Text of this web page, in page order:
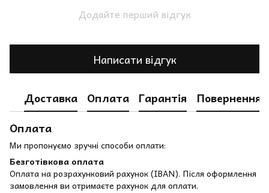
Додайте перший відгук
Написати відгук
Доставка Оплата Гарантія
Повернення
Оплата
Ми пропонуємо зручні способи оплати:
Безготівкова оплата
Оплата на розрахунковий рахунок (IBAN). Після оформлення
замовлення ви отримаєте рахунок для оплати.